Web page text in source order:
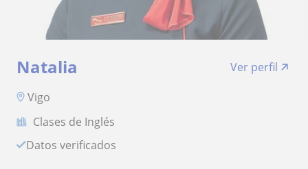
Natalia
Ver perfil
Vigo
Clases de Inglés
Datos verificados